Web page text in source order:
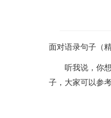
面对语录句子（精
听我说，你想
子，大家可以参考